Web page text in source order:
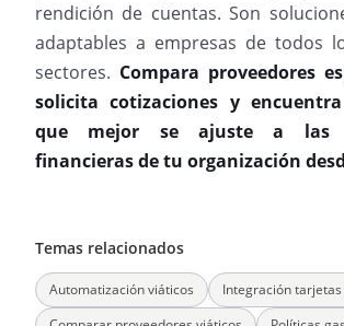
rendición de cuentas. Son
adaptables a empresas de todos
sectores. Compara proveedores
solicita cotizaciones y
que mejor se ajuste a las
financieras de tu organización
Temas relacionados
Automatización viáticos
Integración